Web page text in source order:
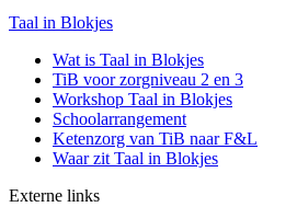
Taal in Blokjes
Wat is Taal in Blokjes
TiB voor zorgniveau 2 en 3
Workshop Taal in Blokjes
Schoolarrangement
Ketenzorg van TiB naar F&L
Waar zit Taal in Blokjes
Externe links